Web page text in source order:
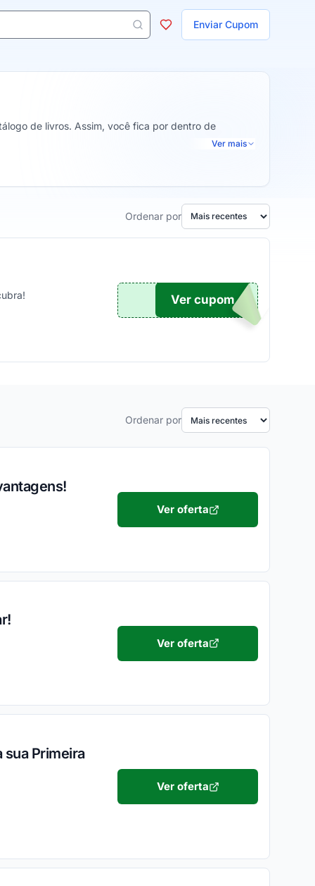
Enviar Cupom
de livros. Assim, você fica por dentro de
Ver mais
Ordenar por
TICO
Ver cupom
Ordenar por
Ver oferta
Ver oferta
Primeira
Ver oferta